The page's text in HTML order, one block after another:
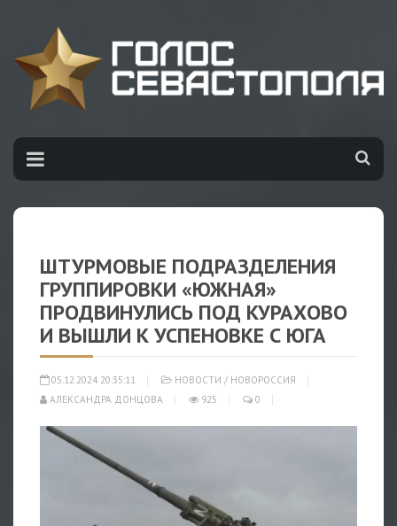
ШТУРМОВЫЕ ПОДРАЗДЕЛЕНИЯ
ГРУППИРОВКИ «ЮЖНАЯ»
ПРОДВИНУЛИСЬ ПОД КУРАХОВО
И ВЫШЛИ К УСПЕНОВКЕ С ЮГА
05.12.2024 20:35:11 НОВОСТИ / НОВОРОССИЯ
АЛЕКСАНДРА ДОНЦОВА
925 0